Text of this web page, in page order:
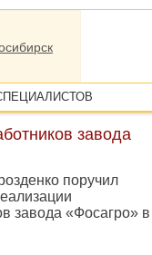
завода
поручил
завода «Фосагро» в